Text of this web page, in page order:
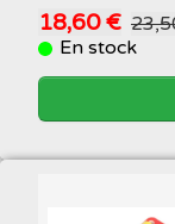
18,60 €
En stock